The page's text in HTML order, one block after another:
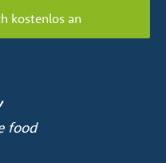
food
kostenlos an